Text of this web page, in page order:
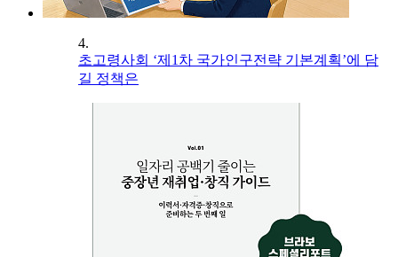
4.
초고령사회 ‘제1차 국가인구전략 기본계획’에 담
길 정책은